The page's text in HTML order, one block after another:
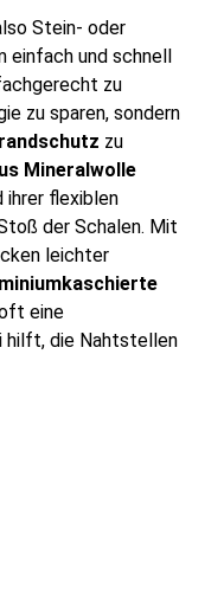
Stein- oder
und schnell
zu
zu sparen, sondern
zu
Mineralwolle
ihrer flexiblen
der Schalen. Mit
leichter
eine
hilft, die Nahtstellen